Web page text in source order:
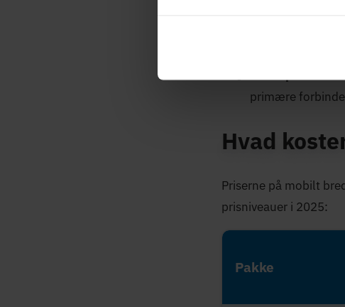
En
primære
Hvad
Priserne på mobilt
prisniveauer i 2025:
Pakke